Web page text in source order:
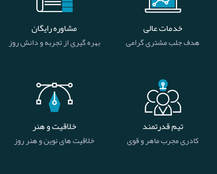
خدمات عالی
هدف جلب مشتری گرامی
مشاوره رایگان
بهره گیری از تجربه و دانش روز
تیم قدرتمند
کادری مجرب ماهر و قوی
خلاقیت و هنر
خلاقیت های نوین و هنر روز